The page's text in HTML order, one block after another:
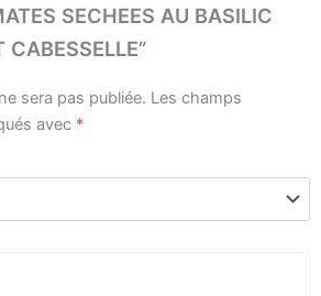
SECHEES AU BASILIC
sera pas publiée. Les champs
avec *